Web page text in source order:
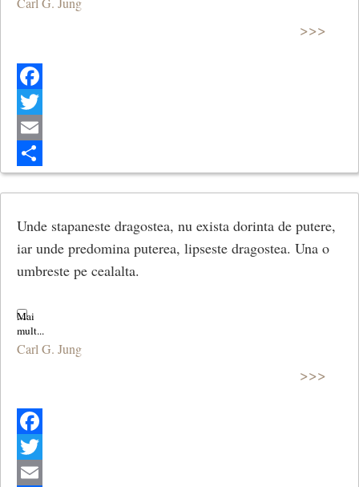
>>>
Facebook
Twitter
Email
Share
Unde stapaneste dragostea, nu exista dorinta de putere,
iar unde predomina puterea, lipseste dragostea. Una o
umbreste pe cealalta.
Carl G. Jung
>>>
Facebook
Twitter